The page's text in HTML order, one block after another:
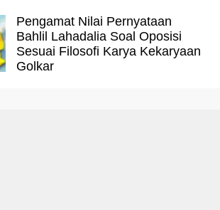
Pengamat Nilai Pernyataan
Bahlil Lahadalia Soal Oposisi
Sesuai Filosofi Karya Kekaryaan
Golkar